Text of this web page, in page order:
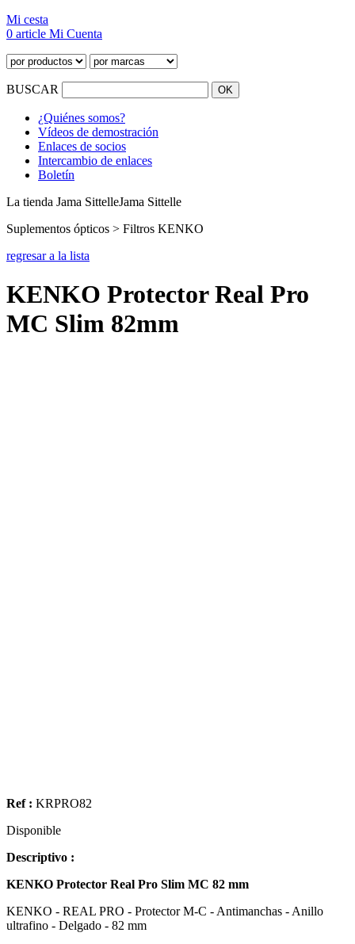
Mi cesta
0 article Mi Cuenta
BUSCAR
¿Quiénes somos?
Vídeos de demostración
Enlaces de socios
Intercambio de enlaces
Boletín
La tienda Jama SittelleJama Sittelle
Suplementos ópticos > Filtros KENKO
regresar a la lista
KENKO Protector Real Pro
MC Slim 82mm
Ref : KRPRO82
Disponible
Descriptivo :
KENKO Protector Real Pro Slim MC 82 mm
KENKO - REAL PRO - Protector M-C - Antimanchas - Anillo
ultrafino - Delgado - 82 mm